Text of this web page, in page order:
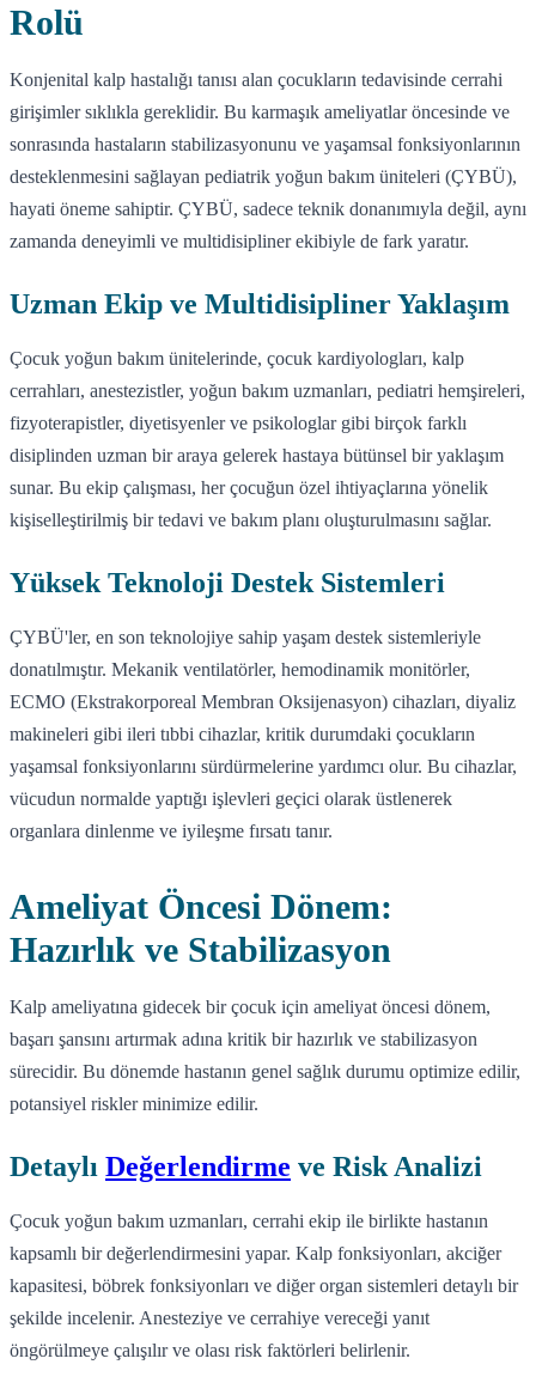
Rolü
Konjenital kalp hastalığı tanısı alan çocukların tedavisinde cerrahi
girişimler sıklıkla gereklidir. Bu karmaşık ameliyatlar öncesinde ve
sonrasında hastaların stabilizasyonunu ve yaşamsal fonksiyonlarının
desteklenmesini sağlayan pediatrik yoğun bakım üniteleri (ÇYBÜ),
hayati öneme sahiptir. ÇYBÜ, sadece teknik donanımıyla değil, aynı
zamanda deneyimli ve multidisipliner ekibiyle de fark yaratır.
Uzman Ekip ve Multidisipliner Yaklaşım
Çocuk yoğun bakım ünitelerinde, çocuk kardiyologları, kalp
cerrahları, anestezistler, yoğun bakım uzmanları, pediatri hemşireleri,
fizyoterapistler, diyetisyenler ve psikologlar gibi birçok farklı
disiplinden uzman bir araya gelerek hastaya bütünsel bir yaklaşım
sunar. Bu ekip çalışması, her çocuğun özel ihtiyaçlarına yönelik
kişiselleştirilmiş bir tedavi ve bakım planı oluşturulmasını sağlar.
Yüksek Teknoloji Destek Sistemleri
ÇYBÜ'ler, en son teknolojiye sahip yaşam destek sistemleriyle
donatılmıştır. Mekanik ventilatörler, hemodinamik monitörler,
ECMO (Ekstrakorporeal Membran Oksijenasyon) cihazları, diyaliz
makineleri gibi ileri tıbbi cihazlar, kritik durumdaki çocukların
yaşamsal fonksiyonlarını sürdürmelerine yardımcı olur. Bu cihazlar,
vücudun normalde yaptığı işlevleri geçici olarak üstlenerek
organlara dinlenme ve iyileşme fırsatı tanır.
Ameliyat Öncesi Dönem:
Hazırlık ve Stabilizasyon
Kalp ameliyatına gidecek bir çocuk için ameliyat öncesi dönem,
başarı şansını artırmak adına kritik bir hazırlık ve stabilizasyon
sürecidir. Bu dönemde hastanın genel sağlık durumu optimize edilir,
potansiyel riskler minimize edilir.
Detaylı Değerlendirme ve Risk Analizi
Çocuk yoğun bakım uzmanları, cerrahi ekip ile birlikte hastanın
kapsamlı bir değerlendirmesini yapar. Kalp fonksiyonları, akciğer
kapasitesi, böbrek fonksiyonları ve diğer organ sistemleri detaylı bir
şekilde incelenir. Anesteziye ve cerrahiye vereceği yanıt
öngörülmeye çalışılır ve olası risk faktörleri belirlenir.